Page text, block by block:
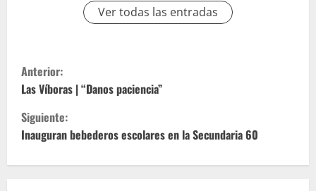
Ver todas las entradas
S
i
g
Anterior:
Las Víboras | “Danos paciencia”
Siguiente:
Inauguran bebederos escolares en la Secundaria 60